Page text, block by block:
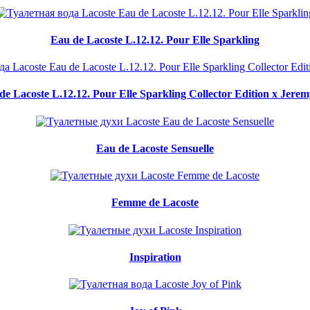
Eau de Lacoste L.12.12. Pour Elle Sparkling
Lacoste L.12.12. Pour Elle Sparkling Collector Edition x
Eau de Lacoste Sensuelle
Femme de Lacoste
Inspiration